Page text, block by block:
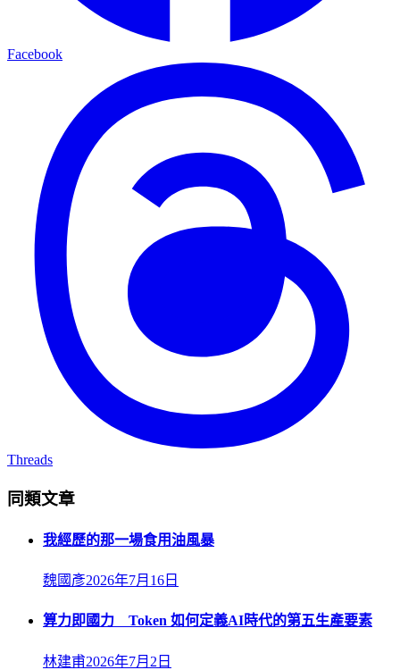
Facebook
Threads
同類文章
我經歷的那一場食用油風暴
魏國彥2026年7月16日
算力即國力 Token 如何定義AI時代的第五生產要素
林建甫2026年7月2日